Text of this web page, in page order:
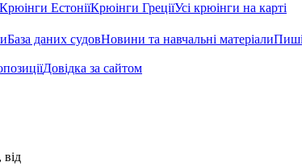
Крюінги ЕстоніїКрюінги ГреціїУсі крюінги на карті
База даних судовНовини та навчальні матеріали
Довідка за сайтом